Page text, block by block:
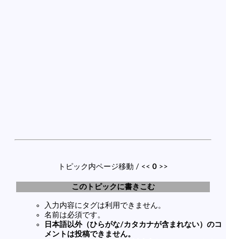
トピック内ページ移動 / << 0 >>
このトピックに書きこむ
入力内容にタグは利用できません。
名前は必須です。
日本語以外（ひらがな/カタカナが含まれない）のコ
メントは投稿できません。